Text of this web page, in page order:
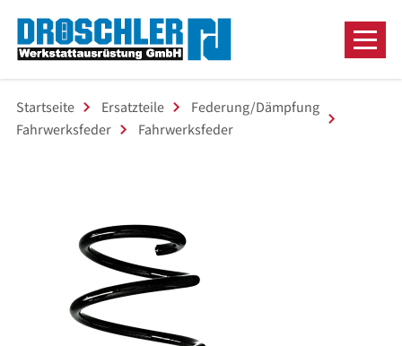
Startseite Ersatzteile
Federung/Dämpfung
Fahrwerksfeder
Fahrwerksfeder